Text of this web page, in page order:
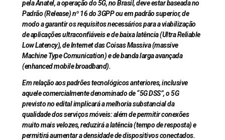
pela Anatel, a operação do 5G, no Brasil, deve estar baseada no
Padrão (Release) nº 16 do 3GPP ou em padrão superior, de
modo a garantir os requisitos necessários para a viabilização
de aplicações ultraconfiáveis e de baixa latência (Ultra Reliable
Low Latency), de Internet das Coisas Massiva (massive
Machine Type Comunication) e de banda larga avançada
(enhanced mobile broadband).
Em relação aos padrões tecnológicos anteriores, inclusive
aquele comercialmente denominado de “5G DSS”, o 5G
previsto no edital implicará a melhoria substancial da
qualidade dos serviços móveis: além de permitir conexões
muito mais velozes, reduzirá a latência (tempo de resposta) e
permitirá aumentar a densidade de dispositivos conectados.